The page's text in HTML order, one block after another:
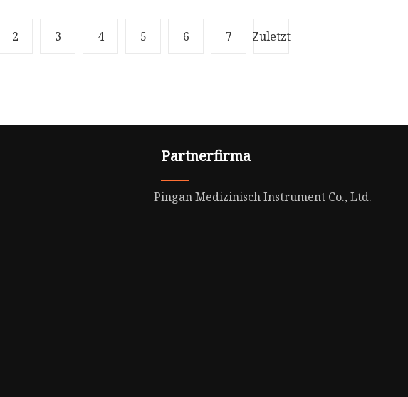
2 3 4 5 6 7 Zuletzt
Partnerfirma
Pingan Medizinisch Instrument Co., Ltd.